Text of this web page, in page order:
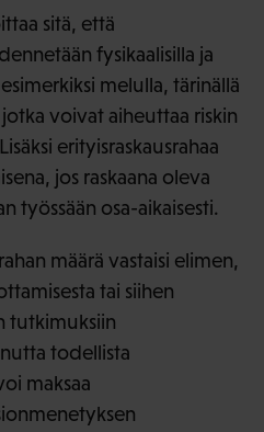
sitä, että
fysikaalisilla ja
melulla, tärinällä
voivat aiheuttaa riskin
erityisraskausrahaa
jos raskaana oleva
työssään osa-aikaisesti.
määrä vastaisi elimen,
tai siihen
tutkimuksiin
todellista
maksaa